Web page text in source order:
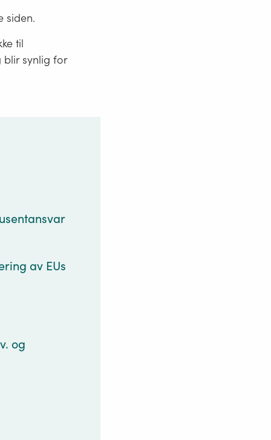
siden.
til
blir synlig for
av EUs
og